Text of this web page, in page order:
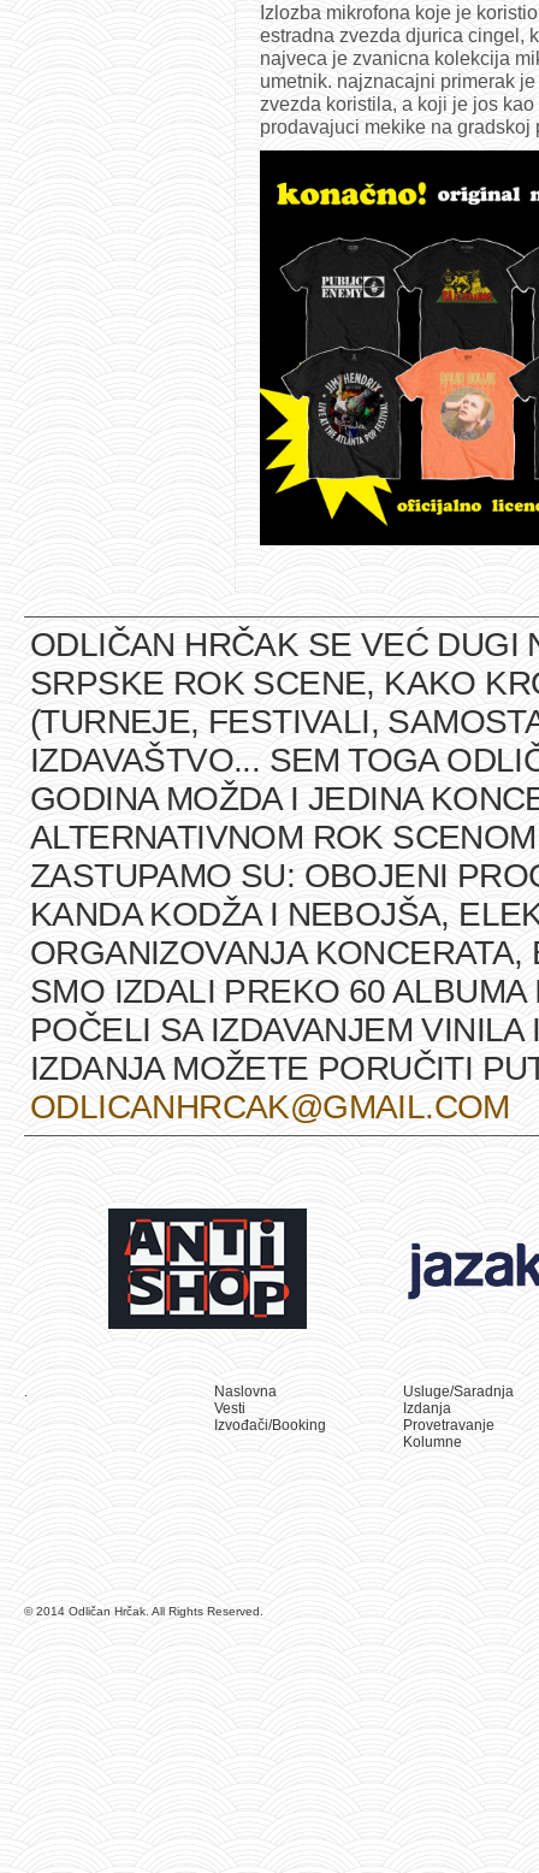
Izlozba mikrofona koje je
estradna zvezda djurica cingel,
najveca je zvanicna kolekcija
umetnik. najznacajni primerak
zvezda koristila, a koji je jos
prodavajuci mekike na gradskoj
ODLIČAN HRČAK SE VEĆ DUGI
SRPSKE ROK SCENE, KAKO
(TURNEJE, FESTIVALI,
IZDAVAŠTVO... SEM TOGA
GODINA MOŽDA I JEDINA
ALTERNATIVNOM ROK
ZASTUPAMO SU: OBOJENI
KANDA KODŽA I NEBOJŠA,
ORGANIZOVANJA
SMO IZDALI PREKO 60
POČELI SA IZDAVANJEM
IZDANJA MOŽETE PORUČITI
ODLICANHRCAK@GMAIL.COM
.
Naslovna
Vesti
Izvođači/Booking
Usluge/Saradnja
Izdanja
Provetravanje
Kolumne
© 2014 Odličan Hrčak. All Rights Reserved.